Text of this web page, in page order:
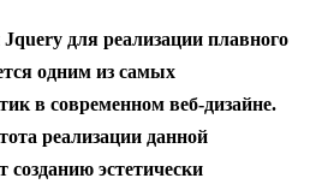
Jquery для реализации плавного
одним из самых
в современном веб-дизайне.
реализации данной
созданию эстетически